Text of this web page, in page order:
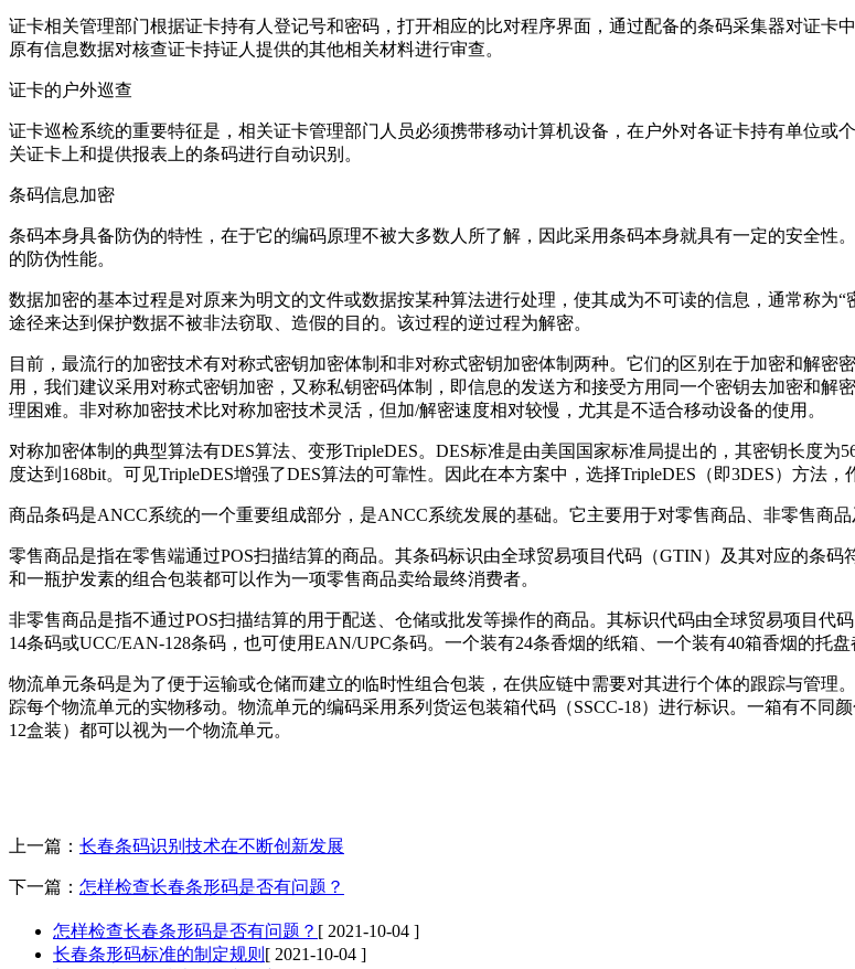
证卡相关管理部门根据证卡持有人登记号和密码，打开相应的比对程序界面，通过配备的条码采集器对证
原有信息数据对核查证卡持证人提供的其他相关材料进行审查。
证卡的户外巡查
证卡巡检系统的重要特征是，相关证卡管理部门人员必须携带移动计算机设备，在户外对各证卡持有单位
关证卡上和提供报表上的条码进行自动识别。
条码信息加密
条码本身具备防伪的特性，在于它的编码原理不被大多数人所了解，因此采用条码本身就具有一定的安全
的防伪性能。
数据加密的基本过程是对原来为明文的文件或数据按某种算法进行处理，使其成为不可读的信息，通常称为
途径来达到保护数据不被非法窃取、造假的目的。该过程的逆过程为解密。
目前，最流行的加密技术有对称式密钥加密体制和非对称式密钥加密体制两种。它们的区别在于加密和解
用，我们建议采用对称式密钥加密，又称私钥密码体制，即信息的发送方和接受方用同一个密钥去加密和
理困难。非对称加密技术比对称加密技术灵活，但加/解密速度相对较慢，尤其是不适合移动设备的使用。
对称加密体制的典型算法有DES算法、变形TripleDES。DES标准是由美国国家标准局提出的，其密钥长度
度达到168bit。可见TripleDES增强了DES算法的可靠性。因此在本方案中，选择TripleDES（即3DES）方法，
商品条码是ANCC系统的一个重要组成部分，是ANCC系统发展的基础。它主要用于对零售商品、非零售商品
零售商品是指在零售端通过POS扫描结算的商品。其条码标识由全球贸易项目代码（GTIN）及其对应的条
和一瓶护发素的组合包装都可以作为一项零售商品卖给最终消费者。
非零售商品是指不通过POS扫描结算的用于配送、仓储或批发等操作的商品。其标识代码由全球贸易项目
14条码或UCC/EAN-128条码，也可使用EAN/UPC条码。一个装有24条香烟的纸箱、一个装有40箱香烟的托
物流单元条码是为了便于运输或仓储而建立的临时性组合包装，在供应链中需要对其进行个体的跟踪与管
踪每个物流单元的实物移动。物流单元的编码采用系列货运包装箱代码（SSCC-18）进行标识。一箱有不同
12盒装）都可以视为一个物流单元。
上一篇： 长春条码识别技术在不断创新发展
下一篇： 怎样检查长春条形码是否有问题？
怎样检查长春条形码是否有问题？ [ 2021-10-04 ]
长春条形码标准的制定规则 [ 2021-10-04 ]